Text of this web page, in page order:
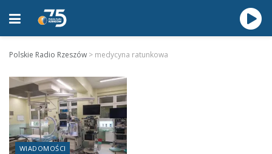
Polskie Radio Rzeszów > medycyna ratunkowa
WIADOMOŚCI